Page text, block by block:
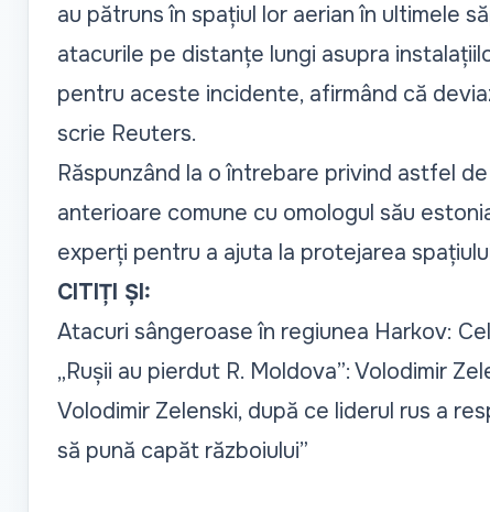
au pătruns în spațiul lor aerian în ultimele
atacurile pe distanțe lungi asupra
pentru aceste incidente, afirmând că
scrie Reuters.
Răspunzând la o întrebare privind astfel
anterioare comune cu omologul său
experți pentru a ajuta la protejarea
CITIȚI ȘI:
Atacuri sângeroase în regiunea Harkov:
„Rușii au pierdut R. Moldova”: Volodimir
Volodimir Zelenski, după ce liderul rus a
să pună capăt războiului”